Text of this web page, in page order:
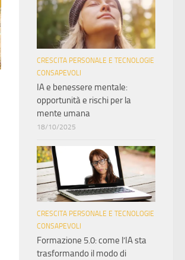
CRESCITA PERSONALE E TECNOLOGIE
CONSAPEVOLI
IA e benessere mentale:
opportunità e rischi per la
mente umana
18/10/2025
CRESCITA PERSONALE E TECNOLOGIE
CONSAPEVOLI
Formazione 5.0: come l’IA sta
trasformando il modo di